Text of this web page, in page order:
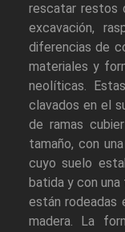
rescatar restos
excavación,
diferencias de
materiales y
neolíticas.
clavados en el
de ramas
tamaño, con
cuyo suelo
batida y con
están rodeadas
madera. La